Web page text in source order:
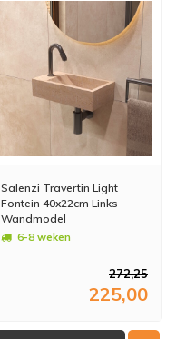
Salenzi Travertin Light
Fontein 40x22cm Links
Wandmodel
6-8 weken
272,25
225,00